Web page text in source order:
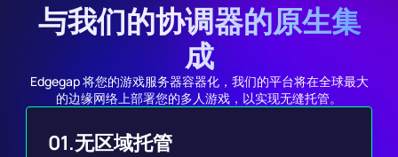
与我们的协调器的原生集
成
Edgegap 将您的游戏服务器容器化，我们的平台将在全球最大
的边缘网络上部署您的多人游戏，以实现无缝托管。
01.无区域托管